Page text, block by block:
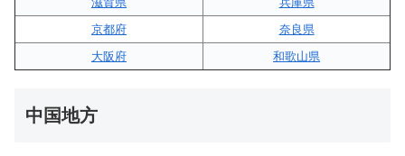
京都府
奈良県
大阪府
和歌山県
中国地方